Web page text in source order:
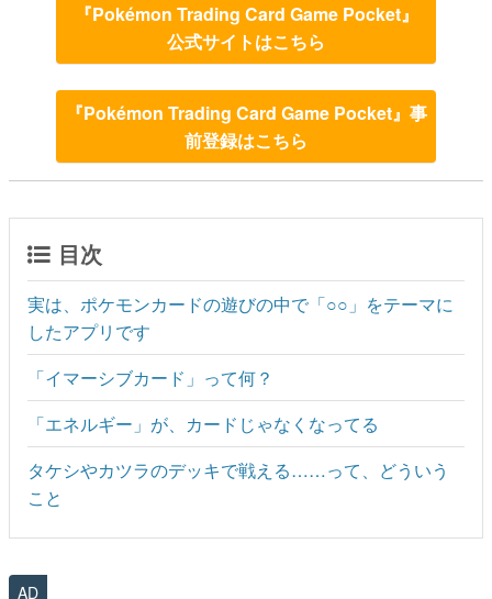
『Pokémon Trading Card Game Pocket』
公式サイトはこちら
『Pokémon Trading Card Game Pocket』事
前登録はこちら
目次
実は、ポケモンカードの遊びの中で「○○」をテーマに
したアプリです
「イマーシブカード」って何？
「エネルギー」が、カードじゃなくなってる
タケシやカツラのデッキで戦える……って、どういう
こと
AD